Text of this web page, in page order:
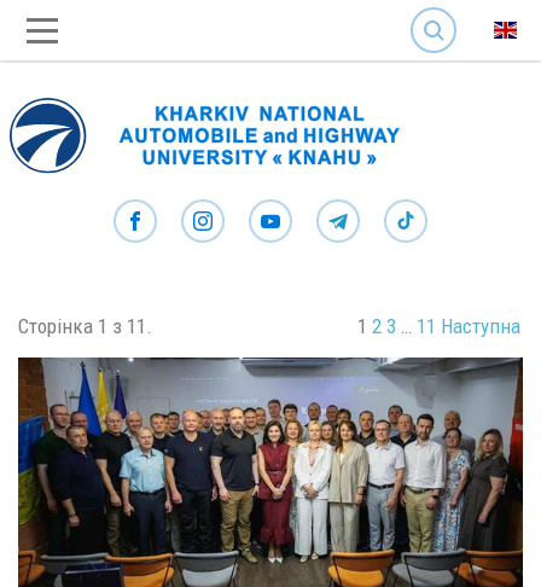
SEARCH
Сторінка 1 з 11. 1 2 3 … 11 Наступна